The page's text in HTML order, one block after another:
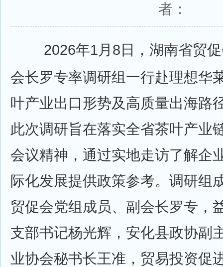
者：
2026年1月8日，湖南省贸促
会长罗专率调研组一行赴理想华
叶产业出口形势及高质量出海路
此次调研旨在落实全省茶叶产业
会议精神，通过实地走访了解企
际化发展提供政策参考。调研组
贸促会党组成员、副会长罗专，
支部书记杨光辉，安化县政协副
业协会秘书长王准，贸易投资促